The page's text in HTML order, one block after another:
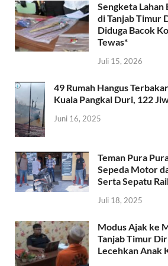
Sengketa
di Tanjab Timur
Diduga Bacok
Tewas*
Juli 15, 2026
49 Rumah Hangus
Kuala Pangkal Duri, 122
Juni 16, 2025
Teman Pura
Sepeda Motor
Serta Sepatu
Juli 18, 2025
Modus Ajak ke
Tanjab Timur
Lecehkan Anak